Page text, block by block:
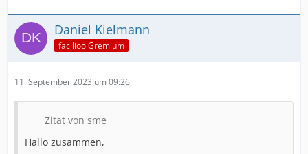
Daniel Kielmann
facilioo Gremium
11. September 2023 um 09:26
Zitat von sme
Hallo zusammen,